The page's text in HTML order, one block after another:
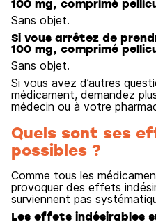
100 mg, comprimé
Sans objet.
Si vous arrêtez de
100 mg, comprimé
Sans objet.
Si vous avez d’autres
médicament, demandez
médecin ou à votre
Quels sont ses
possibles ?
Comme tous les
provoquer des effets
surviennent pas
Les effets indésirables